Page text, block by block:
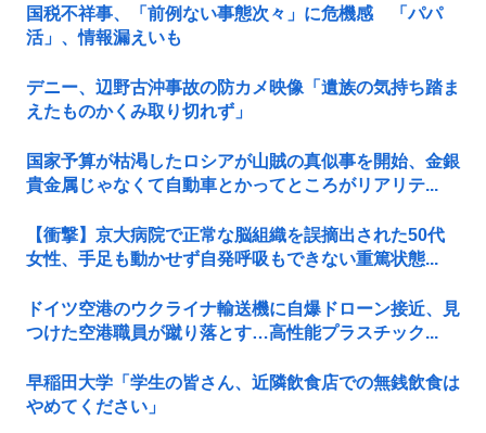
国税不祥事、「前例ない事態次々」に危機感 「パパ
活」、情報漏えいも
デニー、辺野古沖事故の防カメ映像「遺族の気持ち踏ま
えたものかくみ取り切れず」
国家予算が枯渇したロシアが山賊の真似事を開始、金銀
貴金属じゃなくて自動車とかってところがリアリテ...
【衝撃】京大病院で正常な脳組織を誤摘出された50代
女性、手足も動かせず自発呼吸もできない重篤状態...
ドイツ空港のウクライナ輸送機に自爆ドローン接近、見
つけた空港職員が蹴り落とす…高性能プラスチック...
早稲田大学「学生の皆さん、近隣飲食店での無銭飲食は
やめてください」